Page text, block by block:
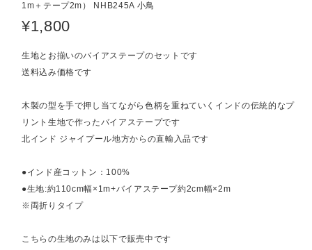
1m＋テープ2m） NHB245A 小鳥
¥1,800
生地とお揃いのバイアステープのセットです
送料込み価格です
木製の型を手で押し当てながら色柄を重ねていくインドの伝統的なプ
リント生地で作ったバイアステープです
北インド ジャイプール地方からの直輸入品です
●インド産コットン：100%
●生地:約110cm幅×1m+バイアステープ約2cm幅×2m
※両折りタイプ
こちらの生地のみは以下で販売中です